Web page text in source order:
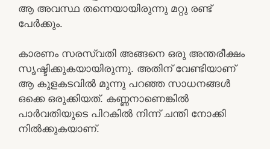
ആ അവസ്ഥ തന്നെയായിരുന്നു മറ്റു രണ്ട്
പേർക്കും.
കാരണം സരസ്വതി അങ്ങനെ ഒരു അന്തരീക്ഷം
സൃഷ്ടിക്കുകയായിരുന്നു. അതിന് വേണ്ടിയാണ്
ആ കുളകടവിൽ മുന്നു പറഞ്ഞ സാധനങ്ങൾ
ഒക്കെ ഒരുക്കിയത്. കണ്ണനാണെങ്കിൽ
പാർവതിയുടെ പിറകിൽ നിന്ന് ചന്തി നോക്കി
നിൽക്കുകയാണ്.